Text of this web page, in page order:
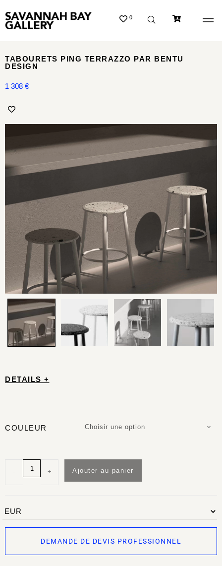
0
DETAILS +
COULEUR Choisir une option
- + Ajouter au panier
DEMANDE DE DEVIS PROFESSIONNEL
TABOURETS PING TERRAZZO PAR BENTU
DESIGN
1 308 €